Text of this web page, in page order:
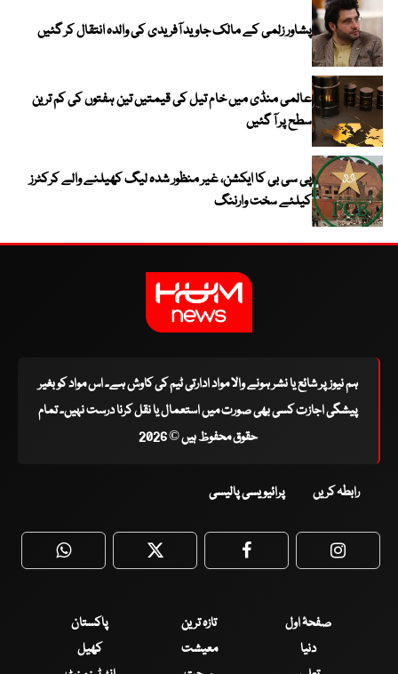
پشاور زلمی کے مالک جاوید آفریدی کی والدہ انتقال کر گئیں
عالمی منڈی میں خام تیل کی قیمتیں تین ہفتوں کی کم ترین
سطح پر آ گئیں
پی سی بی کا ایکشن، غیر منظور شدہ لیگ کھیلنے والے کرکٹرز
کیلئے سخت وارننگ
ہم نیوز پر شائع یا نشر ہونے والا مواد ادارتی ٹیم کی کاوش ہے۔ اس مواد کو بغیر
پیشگی اجازت کسی بھی صورت میں استعمال یا نقل کرنا درست نہیں۔ تمام
حقوق محفوظ ہیں © 2026
رابطہ کریں پرائیویسی پالیسی
WhatsApp Twitter Facebook
صفحۂ اول تازہ ترین
پاکستان
دنیا
معیشت
کھیل